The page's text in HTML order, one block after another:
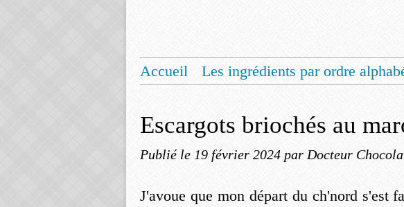
Accueil Les ingrédients par ordre
Escargots briochés au
Publié le 19 février 2024 par Docteur
J'avoue que mon départ du ch'nord s'est